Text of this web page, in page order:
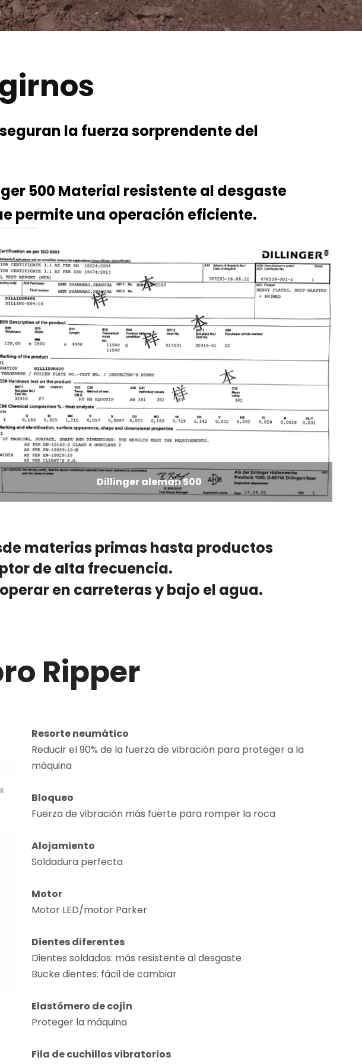
la fuerza sorprendente del
500 Material resistente al desgaste
permite una operación eficiente.
Dillinger alemán 500
materias primas hasta productos
de alta frecuencia.
en carreteras y bajo el agua.
Ripper
Resorte neumático
Reducir el 90% de la fuerza de vibración para proteger a la
máquina
Bloqueo
Fuerza de vibración más fuerte para romper la roca
Alojamiento
Soldadura perfecta
Motor
Motor LED/motor Parker
Dientes diferentes
Dientes soldados: más resistente al desgaste
Bucke dientes: fácil de cambiar
Elastómero de cojín
Proteger la máquina
Fila de cuchillos vibratorios